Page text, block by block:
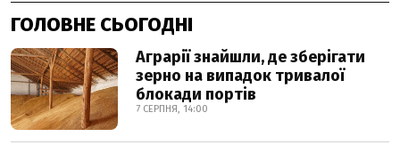
ГОЛОВНЕ СЬОГОДНІ
Аграрії знайшли, де зберігати
зерно на випадок тривалої
блокади портів
7 СЕРПНЯ, 14:00